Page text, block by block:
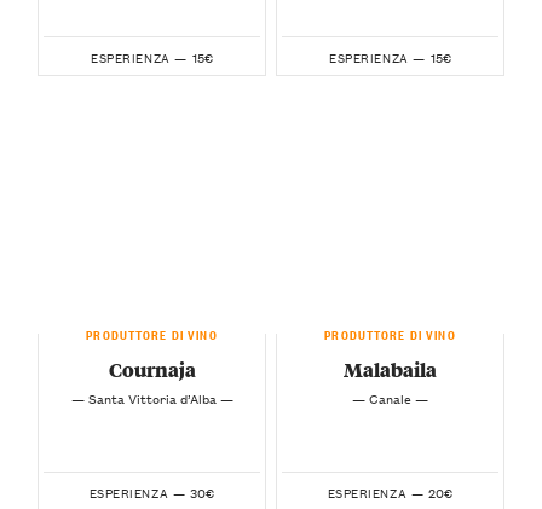
ESPERIENZA — 15€ ESPERIENZA — 15€
PRODUTTORE DI VINO
Cournaja
— Santa Vittoria d’Alba —
ESPERIENZA — 30€
PRODUTTORE DI VINO
Malabaila
— Canale —
ESPERIENZA — 20€